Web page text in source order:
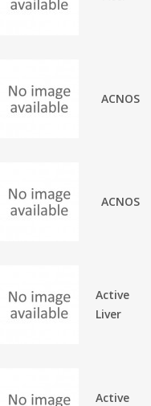
ACNOS
ACNOS
Active
Liver
Active